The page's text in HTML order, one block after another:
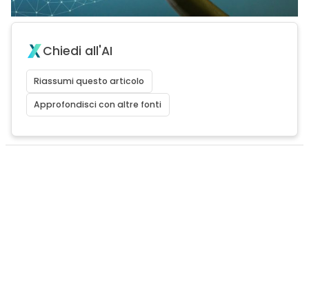
Chiedi all'AI
Riassumi questo articolo
Approfondisci con altre fonti